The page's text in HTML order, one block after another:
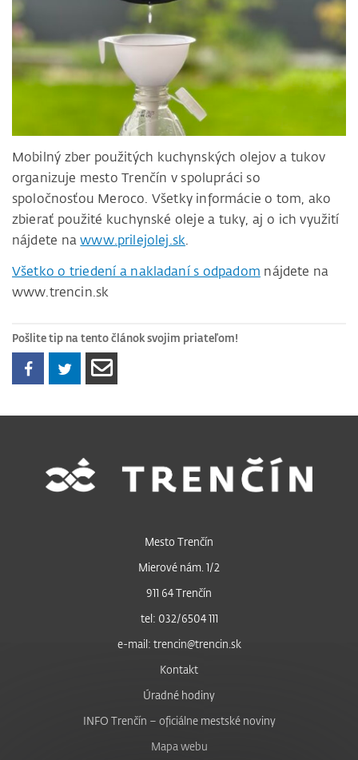
Mobilný zber použitých kuchynských olejov a tukov
organizuje mesto Trenčín v spolupráci so
spoločnosťou Meroco. Všetky informácie o tom, ako
zbierať použité kuchynské oleje a tuky, aj o ich využití
nájdete nawww.prilejolej.sk
Všetko o triedení a nakladaní s odpadom nájdete na
www.trencin.sk
Pošlite tip na tento článok svojim priateľom!
Mesto Trenčín
Mierové nám. 1/2
911 64 Trenčín
tel: 032/6504 111
e-mail: trencin@trencin.sk
Kontakt
Úradné hodiny
INFO Trenčín – oficiálne mestské noviny
Mapa webu